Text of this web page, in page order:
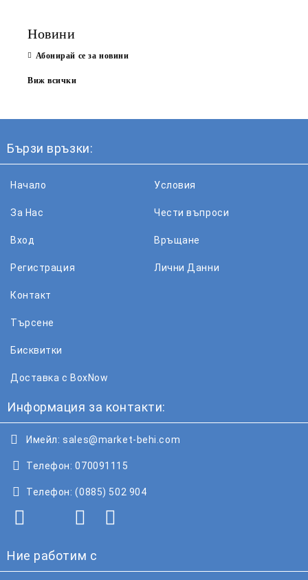
Новини
Абонирай се за новини
Виж всички
Бързи връзки:
Начало
За Нас
Вход
Регистрация
Условия
Чести въпроси
Връщане
Лични Данни
Контакт
Търсене
Бисквитки
Доставка с BoxNow
Информация за контакти:
Имейл: sales@market-behi.com
Телефон: 070091115
Телефон: (0885) 502 904
Ние работим с